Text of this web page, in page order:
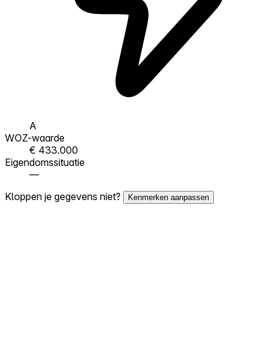
A
WOZ-waarde
€ 433.000
Eigendomssituatie
—
Kloppen je gegevens niet?
Kenmerken aanpassen